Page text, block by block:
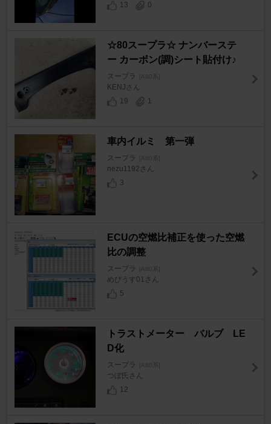
13
0
☆80スープラ☆ ナンバーステ
ー カーボン(調)シート貼付け♪
スープラ [A80系]
KENJさん
19
1
車内イルミ 第一弾
スープラ [A80系]
nezu1192さん
3
ECUの空燃比補正を使った空燃
比の調整
スープラ [A80系]
めびうす01さん
5
トラストメーター バルブ LE
D化
スープラ [A80系]
つぼ氏さん
12